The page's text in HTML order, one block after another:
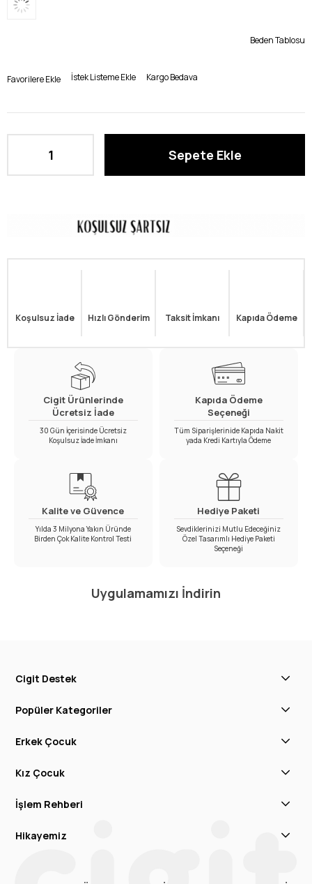
Beden Tablosu
Favorilere Ekle İstek Listeme Ekle Kargo Bedava
Koşulsuz İade Hızlı Gönderim Taksit İmkanı Kapıda Ödeme
Cigit Ürünlerinde
Ücretsiz İade
30 Gün İçerisinde Ücretsiz
Koşulsuz İade İmkanı
Kapıda Ödeme
Seçeneği
Tüm Siparişlerinide Kapıda Nakit
yada Kredi Kartıyla Ödeme
Kalite ve Güvence
Yılda 3 Milyona Yakın Üründe
Birden Çok Kalite Kontrol Testi
Hediye Paketi
Sevdiklerinizi Mutlu Edeceğiniz
Özel Tasarımlı Hediye Paketi
Seçeneği
Uygulamamızı İndirin
Cigit Destek
Popüler Kategoriler
Erkek Çocuk
Kız Çocuk
İşlem Rehberi
Hikayemiz